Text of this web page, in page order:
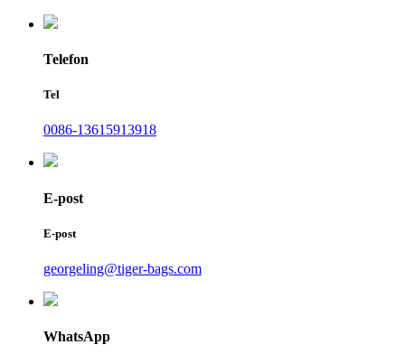
Telefon
Tel
0086-13615913918
E-post
E-post
georgeling@tiger-bags.com
WhatsApp